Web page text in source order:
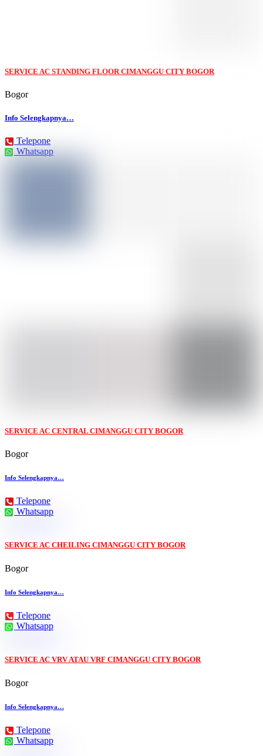
SERVICE AC STANDING FLOOR CIMANGGU CITY BOGOR
Bogor
Info Selengkapnya…
Telepone
Whatsapp
SERVICE AC CENTRAL CIMANGGU CITY BOGOR
Bogor
Info Selengkapnya…
Telepone
Whatsapp
SERVICE AC CHEILING CIMANGGU CITY BOGOR
Bogor
Info Selengkapnya…
Telepone
Whatsapp
SERVICE AC VRV ATAU VRF CIMANGGU CITY BOGOR
Bogor
Info Selengkapnya…
Telepone
Whatsapp